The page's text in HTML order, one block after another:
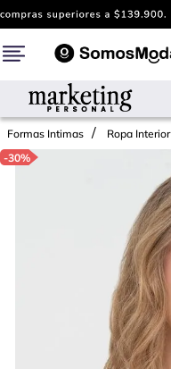
Formas Intimas Ropa Interior
-30%